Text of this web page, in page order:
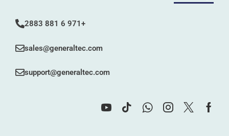
+971 6 881 2883
sales@generaltec.com
support@generaltec.com